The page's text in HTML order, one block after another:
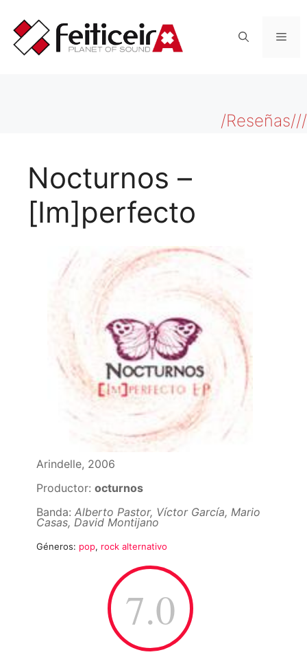
contenido
/Reseñas///
Nocturnos –
[Im]perfecto
Arindelle, 2006
Productor: octurnos
Banda: Alberto Pastor, Víctor García, Mario
Casas, David Montijano
Géneros: pop, rock alternativo
7.0